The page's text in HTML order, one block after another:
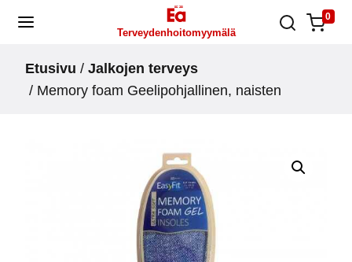
Skip
Terveydenhoitomyymälä
0
Etusivu / Jalkojen terveys
/ Memory foam Geelipohjallinen, naisten